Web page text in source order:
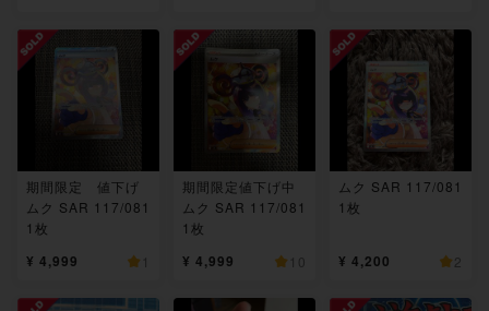
期間限定 値下げ
ムク SAR 117/081
1枚
¥ 4,999 1
期間限定値下げ中
ムク SAR 117/081
1枚
¥ 4,999 10
ムク SAR 117/081
1枚
¥ 4,200 2